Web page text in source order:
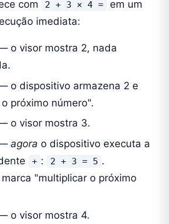
com 2 + 3 × 4 =
em um
imediata:
o visor mostra 2, nada
o dispositivo armazena 2 e
próximo número".
o visor mostra 3.
agora o dispositivo executa a
+ : 2 + 3 = 5 .
"multiplicar o próximo
o visor mostra 4.